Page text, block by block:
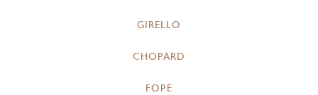
GIRELLO
CHOPARD
FOPE